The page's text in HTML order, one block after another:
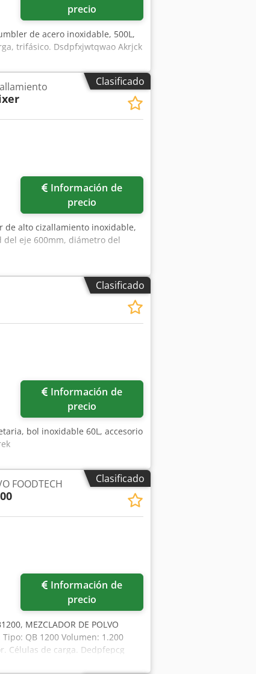
precio
de acero inoxidable, 500L,
trifásico. Dsdpfxjwtqwao Akrjck
Clasificado
precio
de alto cizallamiento inoxidable,
eje 600mm, diámetro del
Clasificado
precio
bol inoxidable 60L, accesorio
Clasificado
FOODTECH
precio
MEZCLADOR DE POLVO
QB 1200 Volumen: 1.200
Células de carga. Dedpfepcg